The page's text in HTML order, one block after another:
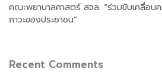
คณะพยาบาลศาสตร์ สจล. “ร่วมขับเคลื่อน
ภาวะของประชาชน”
Recent Comments